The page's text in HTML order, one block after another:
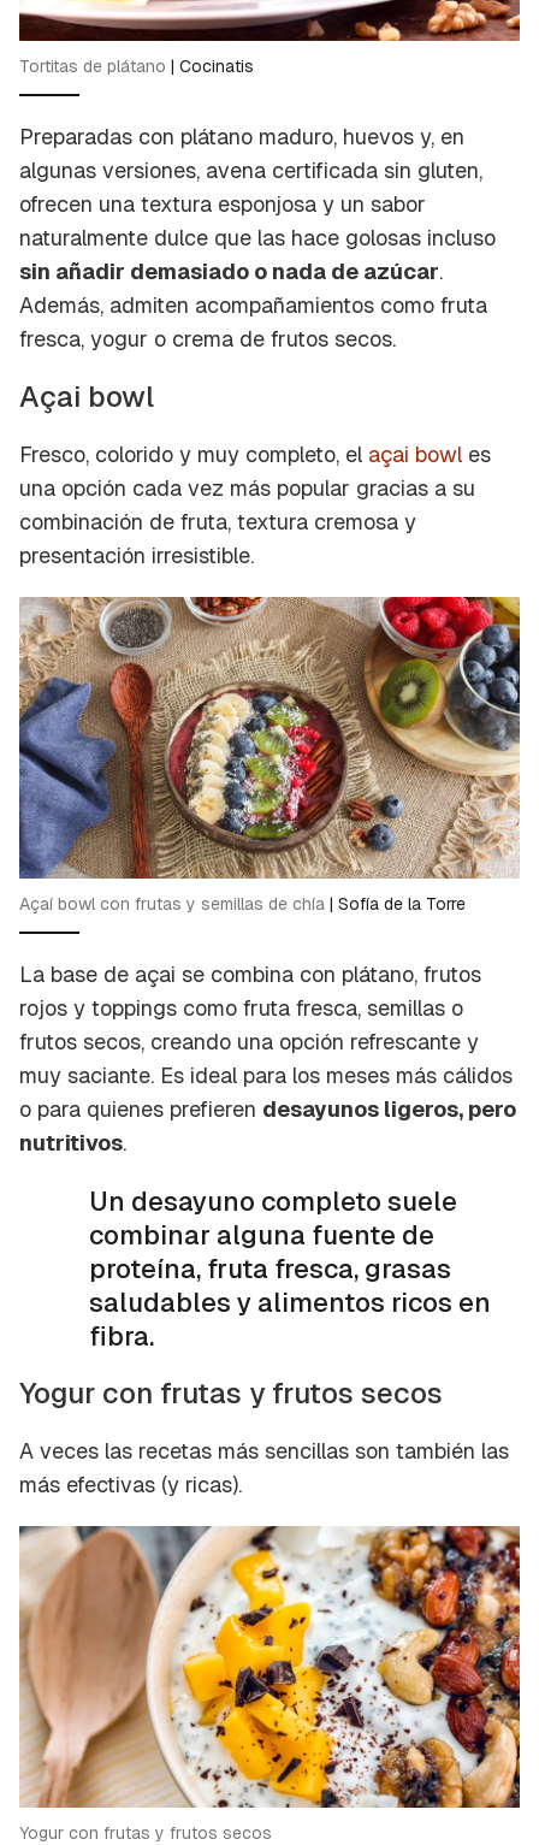
Tortitas de plátano | Cocinatis
Preparadas con plátano maduro, huevos y, en
algunas versiones, avena certificada sin gluten,
ofrecen una textura esponjosa y un sabor
naturalmente dulce que las hace golosas incluso
sin añadir demasiado o nada de azúcar.
Además, admiten acompañamientos como fruta
fresca, yogur o crema de frutos secos.
Açai bowl
Fresco, colorido y muy completo, el açai bowl es
una opción cada vez más popular gracias a su
combinación de fruta, textura cremosa y
presentación irresistible.
Açaí bowl con frutas y semillas de chía | Sofía de la Torre
La base de açai se combina con plátano, frutos
rojos y toppings como fruta fresca, semillas o
frutos secos, creando una opción refrescante y
muy saciante. Es ideal para los meses más cálidos
o para quienes prefieren desayunos ligeros, pero
nutritivos.
Un desayuno completo suele
combinar alguna fuente de
proteína, fruta fresca, grasas
saludables y alimentos ricos en
fibra.
Yogur con frutas y frutos secos
A veces las recetas más sencillas son también las
más efectivas (y ricas).
Yogur con frutas y frutos secos